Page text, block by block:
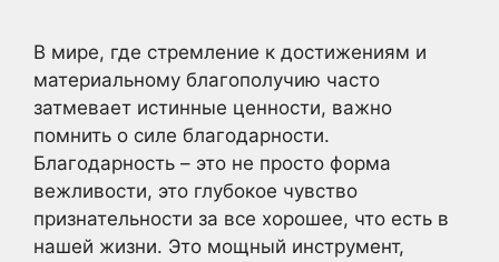
В мире, где стремление к достижениям и
материальному благополучию часто
затмевает истинные ценности, важно
помнить о силе благодарности.
Благодарность – это не просто форма
вежливости, это глубокое чувство
признательности за все хорошее, что есть в
нашей жизни. Это мощный инструмент,